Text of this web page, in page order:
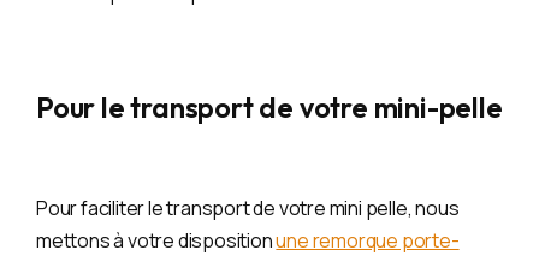
Pour le transport de votre mini-pelle
Pour faciliter le transport de votre mini pelle, nous
mettons à votre dispositionune remorque porte-